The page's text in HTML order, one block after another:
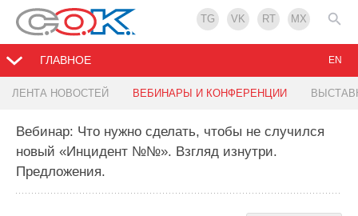
TG VK RT MX
ГЛАВНОЕ
ЛЕНТА НОВОСТЕЙ ВЕБИНАРЫ И КОНФЕРЕНЦИИ
EN
Вебинар: Что нужно сделать, чтобы не случился
новый «Инцидент №№». Взгляд изнутри.
Предложения.